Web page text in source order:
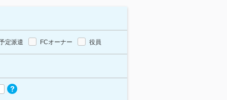
定派遣 FCオーナー 役員